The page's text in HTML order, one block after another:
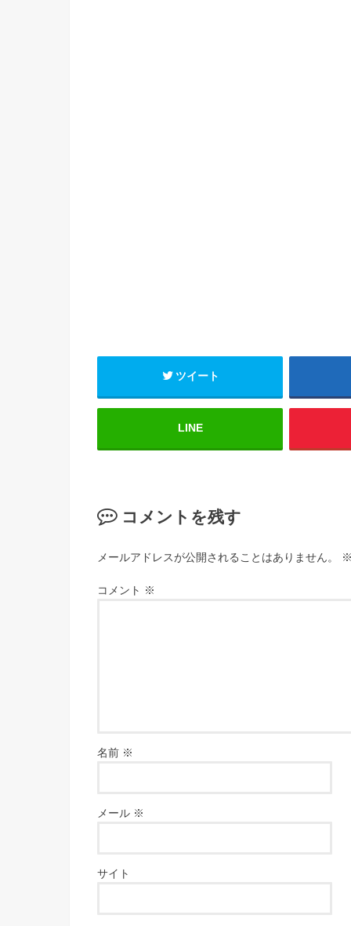
ツイート
LINE
コメントを残す
メールアドレスが公開されることはありません。
コメント ※
名前 ※
メール ※
サイト